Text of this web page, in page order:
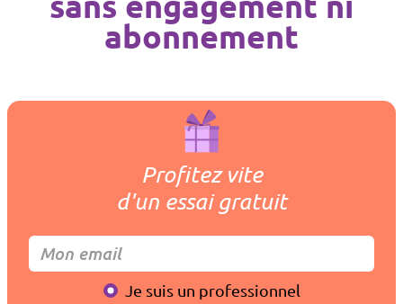
abonnement
Profitez vite
d'un essai gratuit
Je suis un professionnel